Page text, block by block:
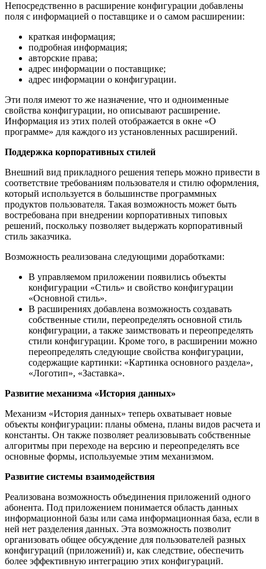
Непосредственно в расширение конфигурации добавлены
поля с информацией о поставщике и о самом расширении:
краткая информация;
подробная информация;
авторские права;
адрес информации о поставщике;
адрес информации о конфигурации.
Эти поля имеют то же назначение, что и одноименные
свойства конфигурации, но описывают расширение.
Информация из этих полей отображается в окне «О
программе» для каждого из установленных расширений.
Поддержка корпоративных стилей
Внешний вид прикладного решения теперь можно привести в
соответствие требованиям пользователя и стилю оформления,
который используется в большинстве программных
продуктов пользователя. Такая возможность может быть
востребована при внедрении корпоративных типовых
решений, поскольку позволяет выдержать корпоративный
стиль заказчика.
Возможность реализована следующими доработками:
В управляемом приложении появились объекты
конфигурации «Стиль» и свойство конфигурации
«Основной стиль».
В расширениях добавлена возможность создавать
собственные стили, переопределять основной стиль
конфигурации, а также заимствовать и переопределять
стили конфигурации. Кроме того, в расширении можно
переопределять следующие свойства конфигурации,
содержащие картинки: «Картинка основного раздела»,
«Логотип», «Заставка».
Развитие механизма «История данных»
Механизм «История данных» теперь охватывает новые
объекты конфигурации: планы обмена, планы видов расчета и
константы. Он также позволяет реализовывать собственные
алгоритмы при переходе на версию и переопределять все
основные формы, используемые этим механизмом.
Развитие системы взаимодействия
Реализована возможность объединения приложений одного
абонента. Под приложением понимается область данных
информационной базы или сама информационная база, если в
ней нет разделения данных. Эта возможность позволит
организовать общее обсуждение для пользователей разных
конфигураций (приложений) и, как следствие, обеспечить
более эффективную интеграцию этих конфигураций.